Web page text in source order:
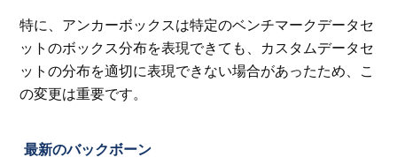
特に、アンカーボックスは特定のベンチマークデータセ
ットのボックス分布を表現できても、カスタムデータセ
ットの分布を適切に表現できない場合があったため、こ
の変更は重要です。
最新のバックボーン